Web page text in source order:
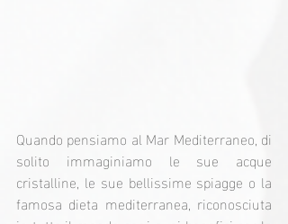
Quando pensiamo al Mar Mediterraneo, di
solito immaginiamo le sue acque
cristalline, le sue bellissime spiagge o la
famosa dieta mediterranea, riconosciuta